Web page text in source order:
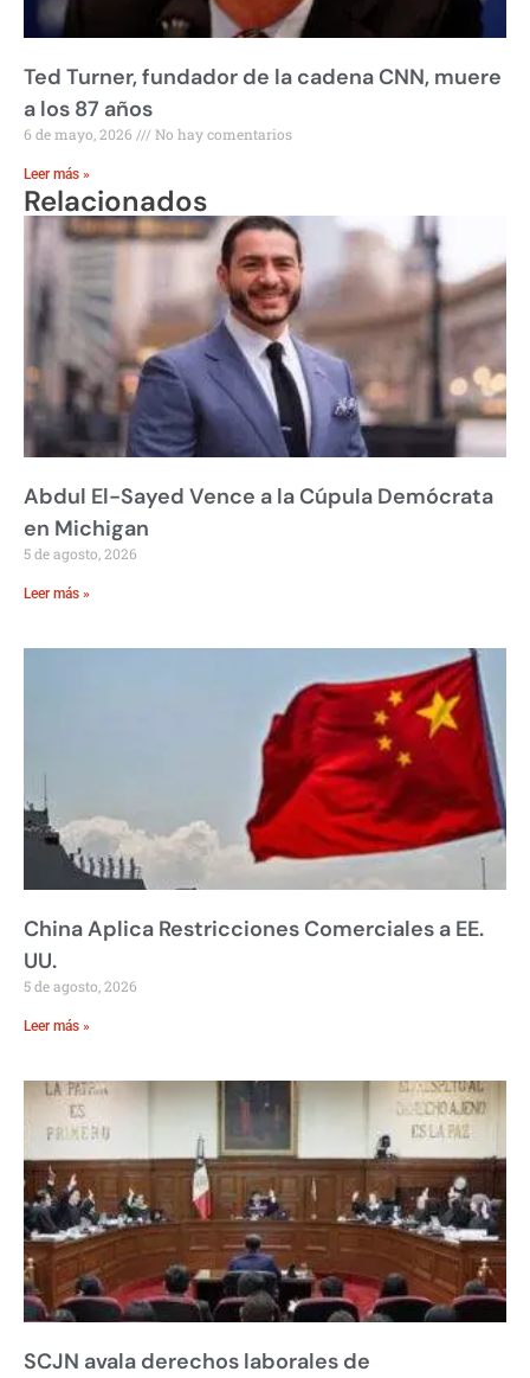
Ted Turner, fundador de la cadena CNN, muere
a los 87 años
6 de mayo, 2026 No hay comentarios
Leer más »
Relacionados
Abdul El-Sayed Vence a la Cúpula Demócrata
en Michigan
5 de agosto, 2026
Leer más »
China Aplica Restricciones Comerciales a EE.
UU.
5 de agosto, 2026
Leer más »
SCJN avala derechos laborales de